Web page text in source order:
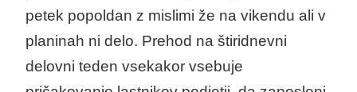
petek popoldan z mislimi že na vikendu ali v
planinah ni delo. Prehod na štiridnevni
delovni teden vsekakor vsebuje